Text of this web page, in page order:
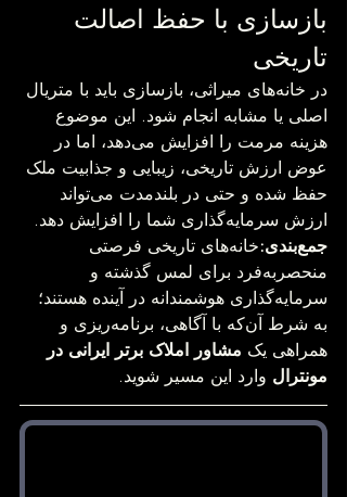
بازسازی با حفظ اصالت
تاریخی
در خانه‌های میراثی، بازسازی باید با متریال
اصلی یا مشابه انجام شود. این موضوع
هزینه مرمت را افزایش می‌دهد، اما در
عوض ارزش تاریخی، زیبایی و جذابیت ملک
حفظ شده و حتی در بلندمدت می‌تواند
ارزش سرمایه‌گذاری شما را افزایش دهد.
جمع‌بندی:
خانه‌های تاریخی فرصتی
منحصربه‌فرد برای لمس گذشته و
سرمایه‌گذاری هوشمندانه در آینده هستند؛
به شرط آن‌که با آگاهی، برنامه‌ریزی و
همراهی یک مشاور املاک برتر ایرانی در
مونترال وارد این مسیر شوید.